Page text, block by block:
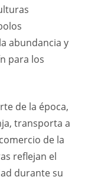
abundancia y
para los
de la época,
transporta a
de la
reflejan el
durante su